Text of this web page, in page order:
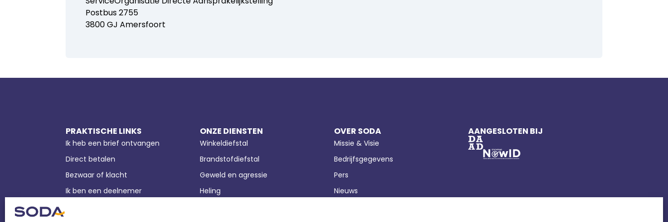
Postbus 2755
3800 GJ Amersfoort
PRAKTISCHE LINKS
Ik heb een brief ontvangen
Direct betalen
Bezwaar of klacht
Ik ben een deelnemer
ONZE DIENSTEN
Winkeldiefstal
Brandstofdiefstal
Geweld en agressie
Heling
OVER SODA
Missie & Visie
Bedrijfsgegevens
Pers
Nieuws
AANGESLOTEN BIJ